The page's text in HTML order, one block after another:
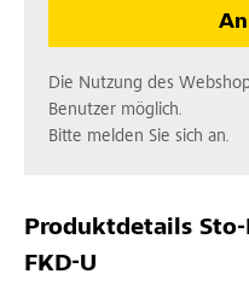
Die Nutzung des
Benutzer möglich.
Bitte melden Sie sich an.
Produktdetails
FKD-U